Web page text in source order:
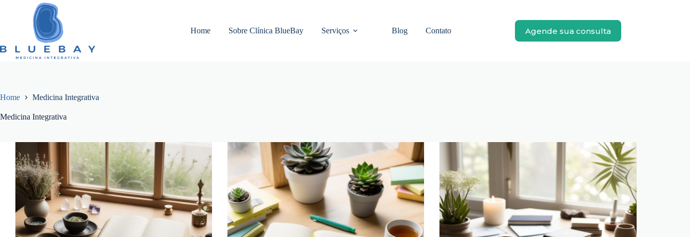
Home Sobre Clínica BlueBay Serviços Blog Contato Agende sua consulta
Home Medicina Integrativa
Medicina Integrativa